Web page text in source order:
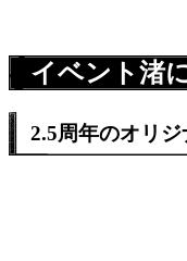
イベント渚
2.5周年のオリジ